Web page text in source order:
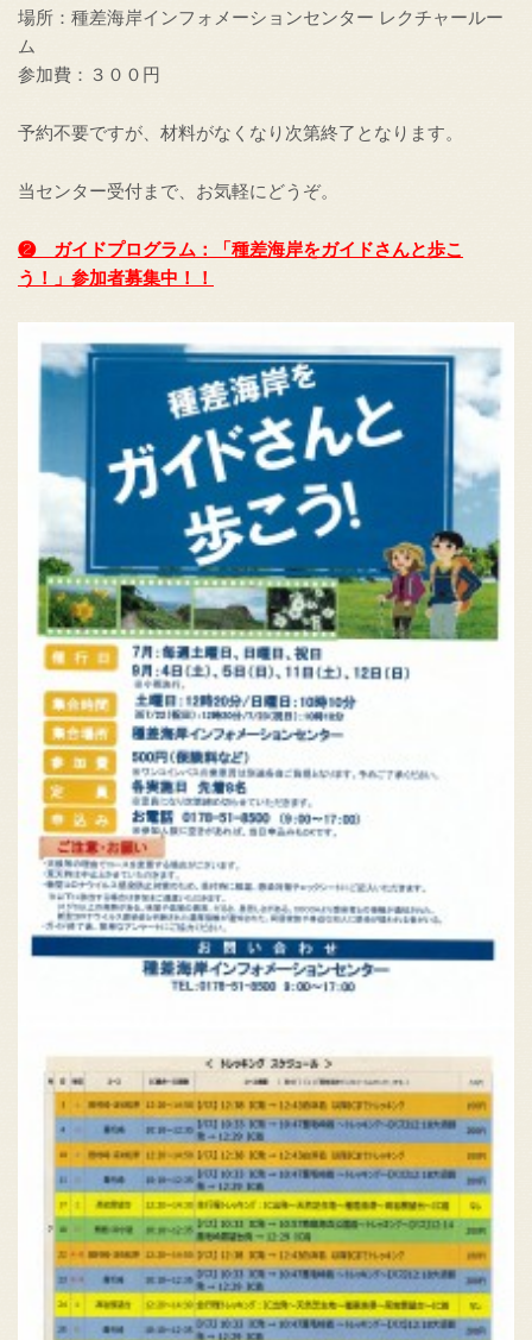
場所：種差海岸インフォメーションセンター レクチャールー
ム
参加費：３００円
予約不要ですが、材料がなくなり次第終了となります。
当センター受付まで、お気軽にどうぞ。
❷ ガイドプログラム：「種差海岸をガイドさんと歩こ
う！」参加者募集中！！